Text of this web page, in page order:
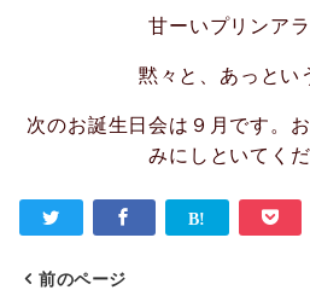
甘ーいプリンア
黙々と、あっとい
次のお誕生日会は９月です。
みにしといてくだ
前のページ